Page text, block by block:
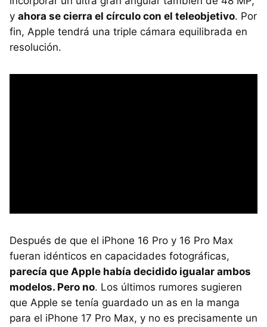
y ahora se cierra el círculo con el teleobjetivo. Por
fin, Apple tendrá una triple cámara equilibrada en
resolución.
Después de que el iPhone 16 Pro y 16 Pro Max
fueran idénticos en capacidades fotográficas,
parecía que Apple había decidido igualar ambos
modelos. Pero no. Los últimos rumores sugieren
que Apple se tenía guardado un as en la manga
para el iPhone 17 Pro Max, y no es precisamente un